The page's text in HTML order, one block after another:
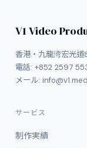
V1 Video
香港・九龍湾宏光
電話: +852 2597
メール:
サービス
制作実績